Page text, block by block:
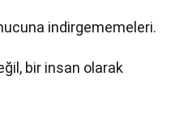
indirgememeleri.
bir insan olarak